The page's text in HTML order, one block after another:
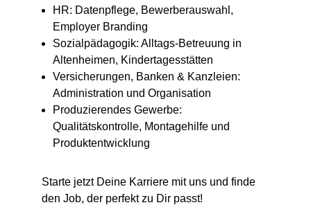
HR: Datenpflege, Bewerberauswahl,
Employer Branding
Sozialpädagogik: Alltags-Betreuung in
Altenheimen, Kindertagesstätten
Versicherungen, Banken & Kanzleien:
Administration und Organisation
Produzierendes Gewerbe:
Qualitätskontrolle, Montagehilfe und
Produktentwicklung
Starte jetzt Deine Karriere mit uns und finde
den Job, der perfekt zu Dir passt!